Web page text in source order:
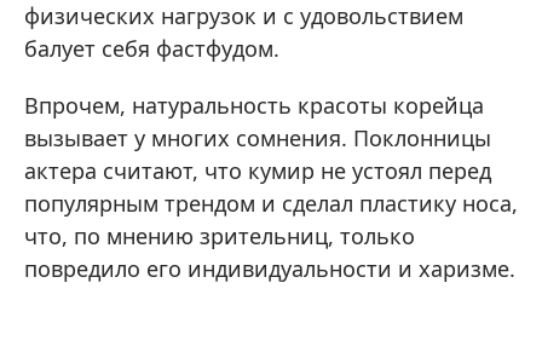
физических нагрузок и с удовольствием
балует себя фастфудом.
Впрочем, натуральность красоты корейца
вызывает у многих сомнения. Поклонницы
актера считают, что кумир не устоял перед
популярным трендом и сделал пластику носа,
что, по мнению зрительниц, только
повредило его индивидуальности и харизме.